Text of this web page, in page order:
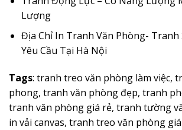
Lượng
Địa Chỉ In Tranh Văn Phòng- Tranh
Yêu Cầu Tại Hà Nội
Tags: tranh treo văn phòng làm việc,
phong, tranh văn phòng đẹp, tranh
tranh văn phòng giá rẻ, tranh tường
in vải canvas, tranh treo văn phòng